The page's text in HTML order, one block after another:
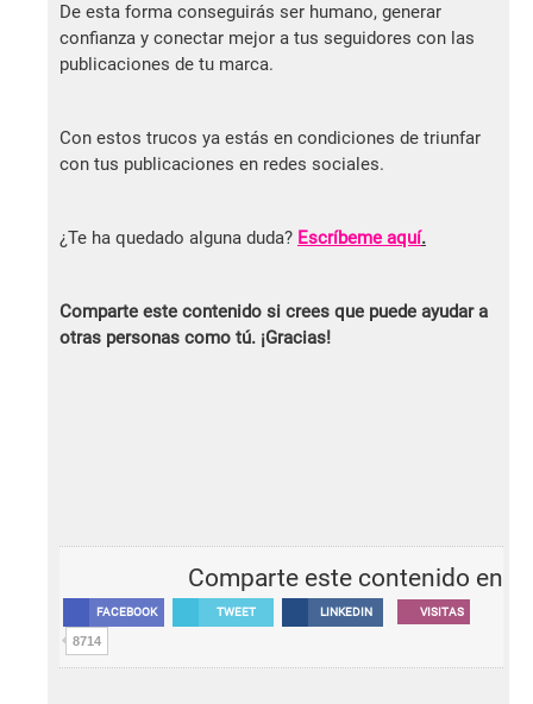
De esta forma conseguirás ser humano, generar
confianza y conectar mejor a tus seguidores con las
publicaciones de tu marca.
Con estos trucos ya estás en condiciones de triunfar
con tus publicaciones en redes sociales.
¿Te ha quedado alguna duda? Escríbeme aquí.
Comparte este contenido si crees que puede ayudar a
otras personas como tú. ¡Gracias!
Comparte este contenido en
FACEBOOK TWEET LINKEDIN VISITAS
8714